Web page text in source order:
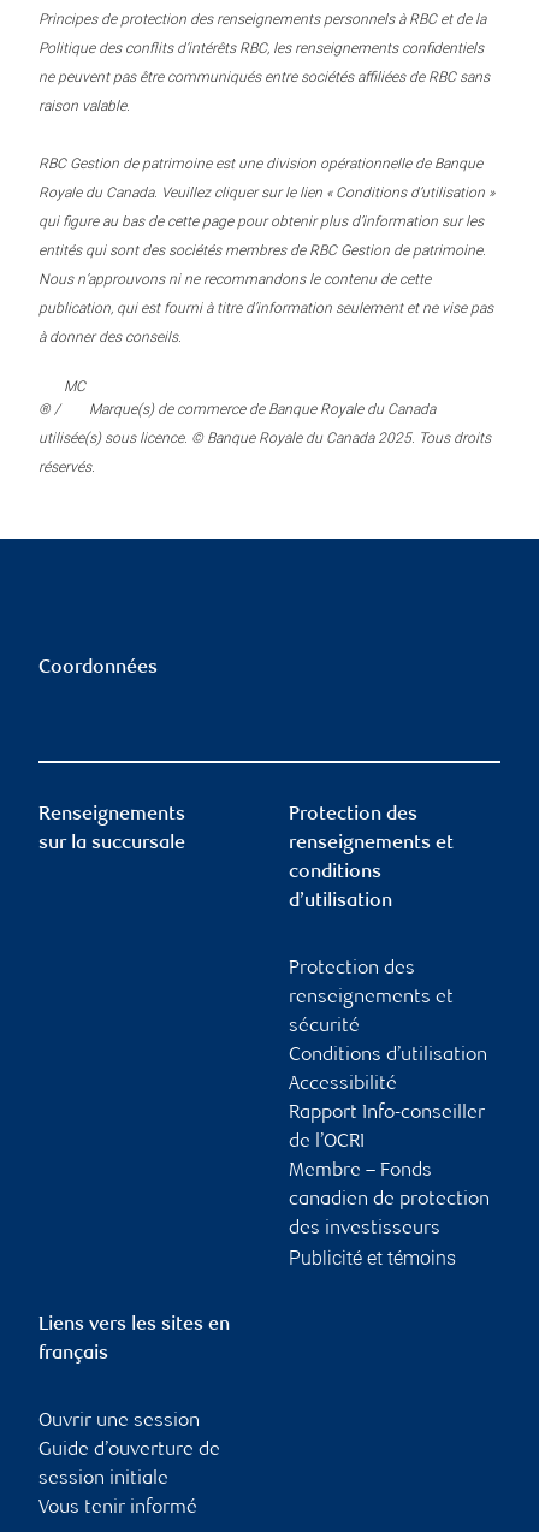
Principes de protection des renseignements personnels à RBC et de la
Politique des conflits d’intérêts RBC, les renseignements confidentiels
ne peuvent pas être communiqués entre sociétés affiliées de RBC sans
raison valable.
RBC Gestion de patrimoine est une division opérationnelle de Banque
Royale du Canada. Veuillez cliquer sur le lien « Conditions d’utilisation »
qui figure au bas de cette page pour obtenir plus d’information sur les
entités qui sont des sociétés membres de RBC Gestion de patrimoine.
Nous n’approuvons ni ne recommandons le contenu de cette
publication, qui est fourni à titre d’information seulement et ne vise pas
à donner des conseils.
® /
MC
Marque(s) de commerce de Banque Royale du Canada
utilisée(s) sous licence. © Banque Royale du Canada 2025. Tous droits
réservés.
Coordonnées
Renseignements
sur la succursale
Protection des
renseignements et
conditions
d’utilisation
Protection des
renseignements et
sécurité
Conditions d’utilisation
Accessibilité
Rapport Info-conseiller
de l’OCRI
Membre – Fonds
canadien de protection
des investisseurs
Publicité et témoins
Liens vers les sites en
français
Ouvrir une session
Guide d’ouverture de
session initiale
Vous tenir informé